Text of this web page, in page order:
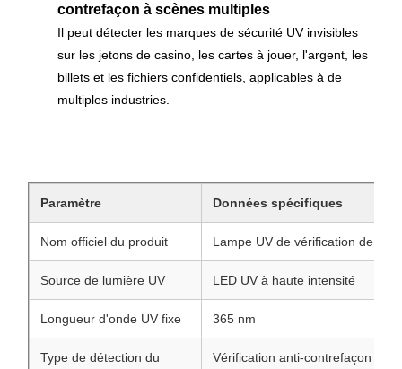
contrefaçon à scènes multiples
Il peut détecter les marques de sécurité UV invisibles
sur les jetons de casino, les cartes à jouer, l'argent, les
billets et les fichiers confidentiels, applicables à de
multiples industries.
Paramètre Données spécifiques
Nom officiel du produit Lampe UV de vérification de
Source de lumière UV LED UV à haute intensité
Longueur d'onde UV fixe 365 nm
Type de détection du
Vérification anti-contrefaçon par